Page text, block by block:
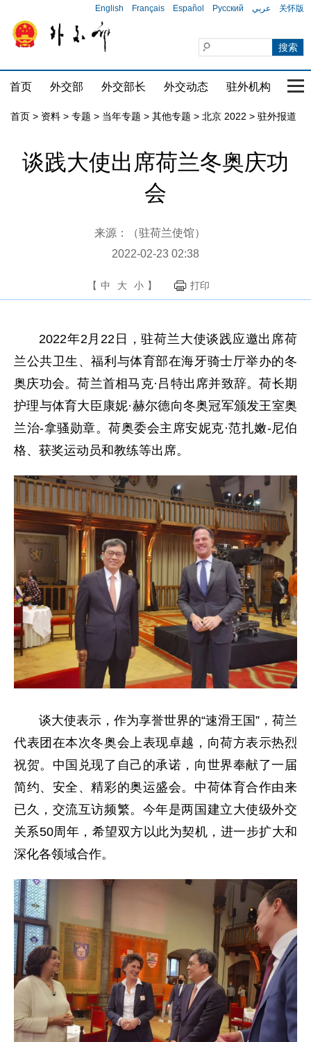
English Français Español Русский عربي 关怀版
首页 外交部 外交部长 外交动态 驻外机构 国
首页 > 资料 > 专题 > 当年专题 > 其他专题 > 北京 2022 > 驻外报道
谈践大使出席荷兰冬奥庆功
会
来源：（驻荷兰使馆）
2022-02-23 02:38
【 中 大 小 】 打印
2022年2月22日，驻荷兰大使谈践应邀出席荷
兰公共卫生、福利与体育部在海牙骑士厅举办的冬
奥庆功会。荷兰首相马克·吕特出席并致辞。荷长期
护理与体育大臣康妮·赫尔德向冬奥冠军颁发王室奥
兰治-拿骚勋章。荷奥委会主席安妮克·范扎嫩-尼伯
格、获奖运动员和教练等出席。
谈大使表示，作为享誉世界的“速滑王国”，荷兰
代表团在本次冬奥会上表现卓越，向荷方表示热烈
祝贺。中国兑现了自己的承诺，向世界奉献了一届
简约、安全、精彩的奥运盛会。中荷体育合作由来
已久，交流互访频繁。今年是两国建立大使级外交
关系50周年，希望双方以此为契机，进一步扩大和
深化各领域合作。